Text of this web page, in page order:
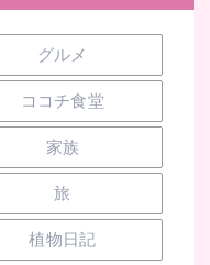
グルメ
ココチ食堂
家族
旅
植物日記